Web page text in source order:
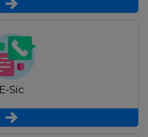
E-Sic